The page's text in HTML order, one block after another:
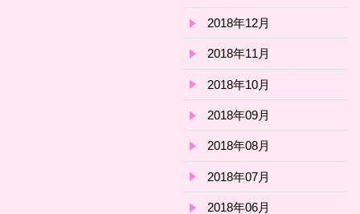
2018年12月
2018年11月
2018年10月
2018年09月
2018年08月
2018年07月
2018年06月